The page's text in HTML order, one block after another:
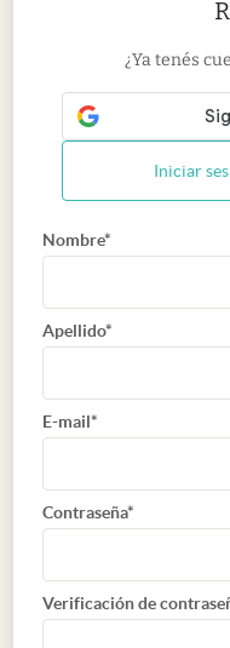
¿Ya tenés
Iniciar
Nombre*
Apellido*
E-mail*
Contraseña*
Verificación de